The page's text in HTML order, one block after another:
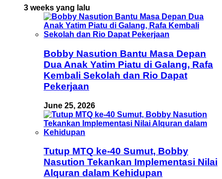
3 weeks yang lalu
Bobby Nasution Bantu Masa Depan
Dua Anak Yatim Piatu di Galang, Rafa
Kembali Sekolah dan Rio Dapat
Pekerjaan
June 25, 2026
Tutup MTQ ke-40 Sumut, Bobby
Nasution Tekankan Implementasi Nilai
Alquran dalam Kehidupan